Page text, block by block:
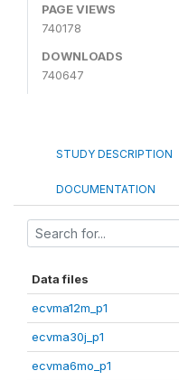
PAGE VIEWS
740178
DOWNLOADS
740647
STUDY DESCRIPTION
DOCUMENTATION
Data files
ecvma12m_p1
ecvma30j_p1
ecvma6mo_p1